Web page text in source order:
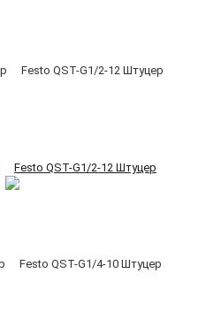
Festo QST-G1/2-12 Штуцер